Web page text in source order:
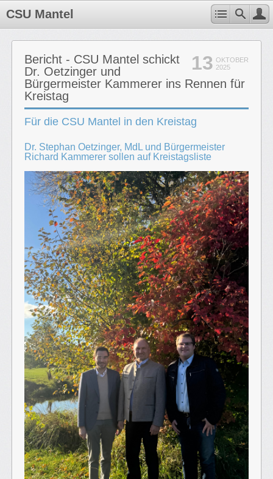
CSU Mantel
13 OKTOBER
2025
Bericht - CSU Mantel schickt
Dr. Oetzinger und
Bürgermeister Kammerer ins Rennen für
Kreistag
Für die CSU Mantel in den Kreistag
Dr. Stephan Oetzinger, MdL und Bürgermeister
Richard Kammerer sollen auf Kreistagsliste